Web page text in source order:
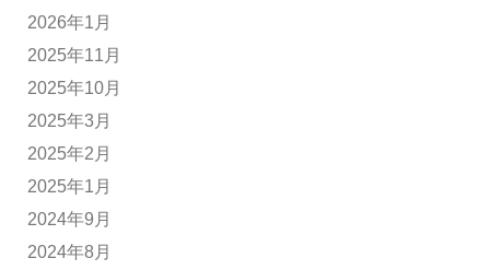
2026年1月
2025年11月
2025年10月
2025年3月
2025年2月
2025年1月
2024年9月
2024年8月